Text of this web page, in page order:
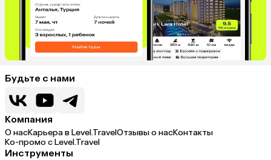
Будьте с нами
Компания
О насКарьера в Level.TravelОтзывы о насКонтакты
Ко-промо с Level.Travel
Инструменты